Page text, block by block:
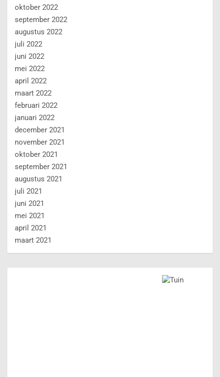
oktober 2022
september 2022
augustus 2022
juli 2022
juni 2022
mei 2022
april 2022
maart 2022
februari 2022
januari 2022
december 2021
november 2021
oktober 2021
september 2021
augustus 2021
juli 2021
juni 2021
mei 2021
april 2021
maart 2021